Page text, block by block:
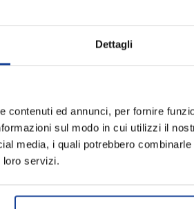
Dettagli
contenuti ed annunci, per fornire
sul modo in cui utilizzi il
media, i quali potrebbero
loro servizi.
sportive.
esteticamente
ragazzi attivi e
- Design